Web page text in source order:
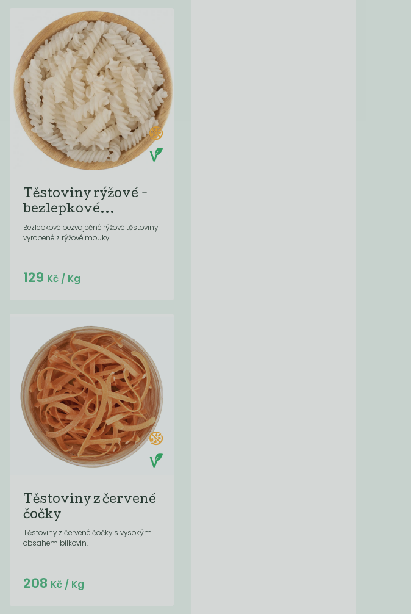
Těstoviny rýžové -
bezlepkové...
Bezlepkové bezvaječné rýžové těstoviny
vyrobené z rýžové mouky.
Do košíku:
129 Kč/ Kg
Těstoviny z červené
čočky
Těstoviny z červené čočky s vysokým
obsahem bílkovin.
Do košíku:
208 Kč/ Kg